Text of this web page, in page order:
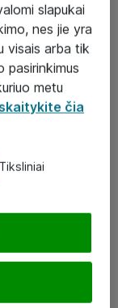
slapukai
nes jie yra
visais arba tik
pasirinkimus
metu
čia
Tiksliniai